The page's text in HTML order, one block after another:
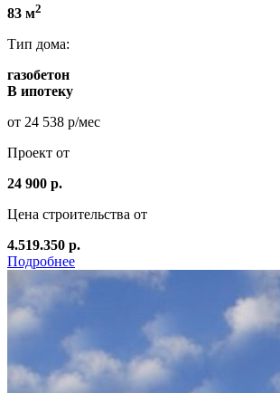
83 м2
Тип дома:
газобетон
В ипотеку
от 24 538 р/мес
Проект от
24 900 р.
Цена строительства от
4.519.350 р.
Подробнее